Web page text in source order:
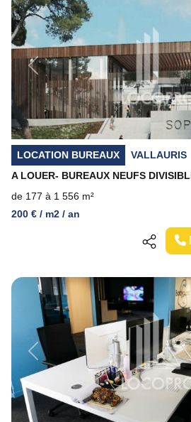
Previous
LOCATION BUREAUX
VALLAURIS
de 177 à 1 556 m²
200 € / m2 / an
Previous